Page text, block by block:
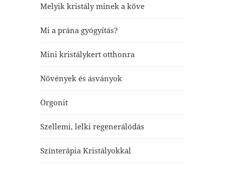
Melyik kristály minek a köve
Mi a prána gyógyítás?
Mini kristálykert otthonra
Növények és ásványok
Orgonit
Szellemi, lelki regenerálódás
Színterápia Kristályokkal